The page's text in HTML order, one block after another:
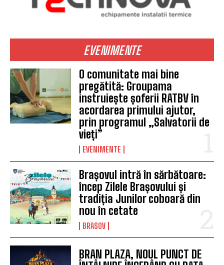
EVENIMENTE
O comunitate mai bine
pregătită: Groupama
instruiește șoferii RATBV în
acordarea primului ajutor,
prin programul „Salvatorii de
vieți”
EVENIMENTE
Brașovul intră în sărbătoare:
încep Zilele Brașovului și
tradiția Junilor coboară din
nou în cetate
BRASOV
BRAN PLAZA, NOUL PUNCT DE